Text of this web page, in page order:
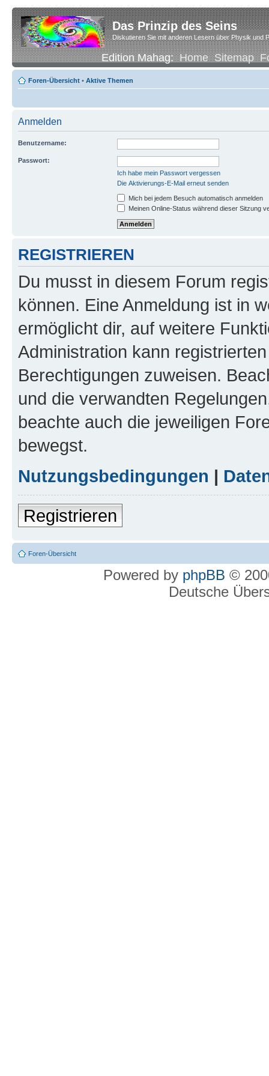
Das Prinzip des Seins
Diskutieren Sie mit anderen Lesern über Physik und
Edition Mahag:Home Sitemap
Foren-Übersicht • Aktive Themen
Anmelden
Benutzername:
Passwort:
Ich habe mein Passwort vergessen
Die Aktivierungs-E-Mail erneut senden
Mich bei jedem Besuch automatisch anmelden
Meinen Online-Status während dieser Sitzung
REGISTRIEREN
Du musst in diesem Forum
können. Eine Anmeldung ist in
ermöglicht dir, auf weitere
Administration kann
Berechtigungen zuweisen.
und die verwandten
beachte auch die jeweiligen
bewegst.
Nutzungsbedingungen |
Registrieren
Foren-Übersicht
Powered by phpBB ©
Deutsche